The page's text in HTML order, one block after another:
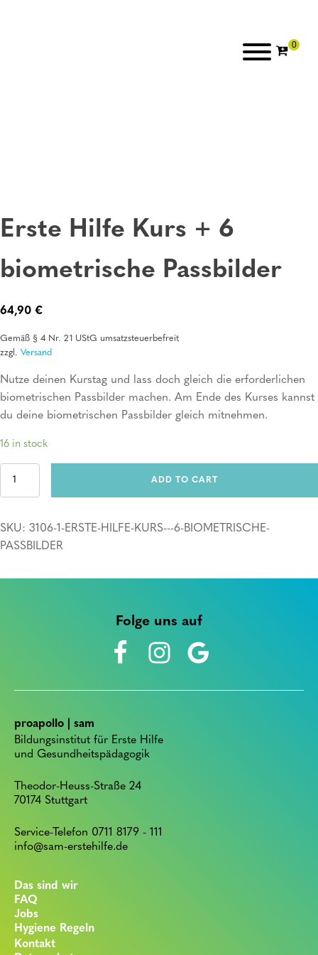
Erste Hilfe Kurs + 6
biometrische Passbilder
64,90 €
Gemäß § 4 Nr. 21 UStG umsatzsteuerbefreit
zzgl. Versand
Nutze deinen Kurstag und lass doch gleich die erforderlichen
biometrischen Passbilder machen. Am Ende des Kurses kannst
du deine biometrischen Passbilder gleich mitnehmen.
16 in stock
Erste
6
biometrische
ADD TO CART
SKU: 3106-1-ERSTE-HILFE-KURS---6-BIOMETRISCHE-
PASSBILDER
Folge uns auf
proapollo | sam
Bildungsinstitut für Erste Hilfe
und Gesundheitspädagogik
Theodor-Heuss-Straße 24
70174 Stuttgart
Service-Telefon 0711 8179 - 111
info@sam-erstehilfe.de
Das sind wir
FAQ
Jobs
Hygiene Regeln
Kontakt